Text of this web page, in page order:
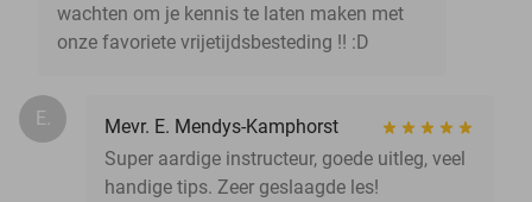
wachten om je kennis te laten maken met
onze favoriete vrijetijdsbesteding !! :D
E.
Mevr. E. Mendys-Kamphorst
Super aardige instructeur, goede uitleg, veel
handige tips. Zeer geslaagde les!